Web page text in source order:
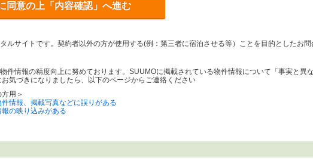
同意の上「内容確認」へ進む
ルサイトです。契約者以外の方が使用する(例：第三者に宿泊させる等）ことを目的としたお問
件情報の精度向上に努めております。SUUMOに掲載されている物件情報について「事実と異
気づきになりましたら、以下のページからご連絡ください
用＞
情報、掲載写真などに誤りがある
の映り込みがある